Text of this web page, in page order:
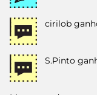
cirilob
S.Pinto